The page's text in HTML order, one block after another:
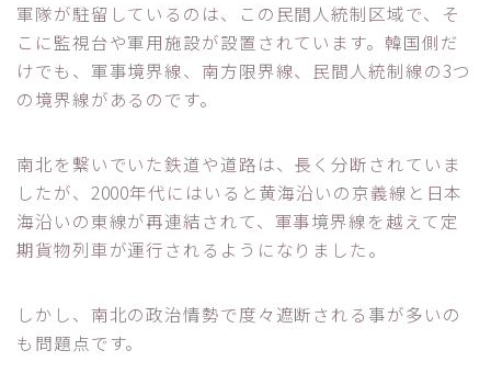
軍隊が駐留しているのは、この民間人統制区域で、そ
こに監視台や軍用施設が設置されています。韓国側だ
けでも、軍事境界線、南方限界線、民間人統制線の3つ
の境界線があるのです。
南北を繋いでいた鉄道や道路は、長く分断されていま
したが、2000年代にはいると黄海沿いの京義線と日本
海沿いの東線が再連結されて、軍事境界線を越えて定
期貨物列車が運行されるようになりました。
しかし、南北の政治情勢で度々遮断される事が多いの
も問題点です。